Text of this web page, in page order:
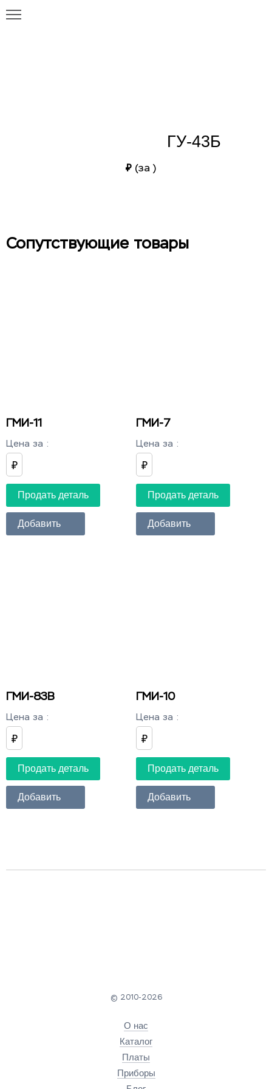
ГУ-43Б
₽ (за )
Сопутствующие товары
ГМИ-11
Цена за :
₽
Продать деталь
Добавить
ГМИ-7
Цена за :
₽
Продать деталь
Добавить
ГМИ-83В
Цена за :
₽
Продать деталь
Добавить
ГМИ-10
Цена за :
₽
Продать деталь
Добавить
© 2010-2026
О нас
Каталог
Платы
Приборы